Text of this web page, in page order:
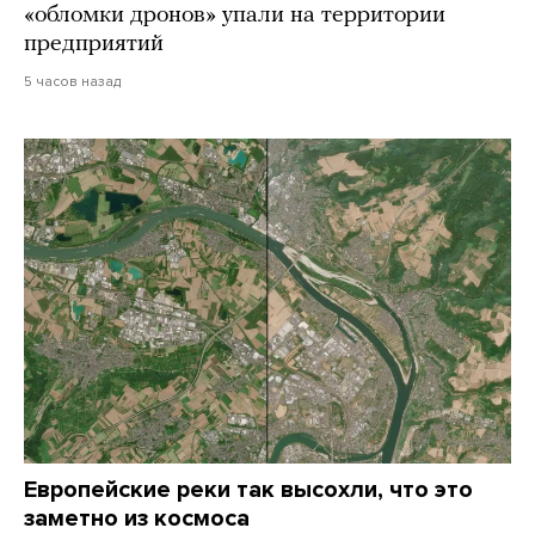
«обломки дронов» упали на территории
предприятий
5 часов назад
Европейские реки так высохли, что это
заметно из космоса